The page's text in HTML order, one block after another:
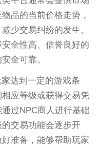
品的当前价格走势，
少交易纠纷的发生。
全性高、信誉良好的
全可靠。
达到一定的游戏条
应等级或获得交易凭
过NPC商人进行基础
交易功能会逐步开
准备，能够帮助玩家